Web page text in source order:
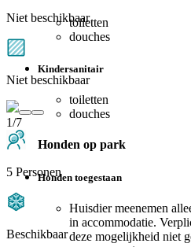
toiletten
douches
Kindersanitair
toiletten
douches
Honden op park
Honden toegestaan
Huisdier meenemen
in accommodatie.
deze mogelijkheid niet
Niet beschikbaar
Niet beschikbaar
1/7
5 Personen
Beschikbaar